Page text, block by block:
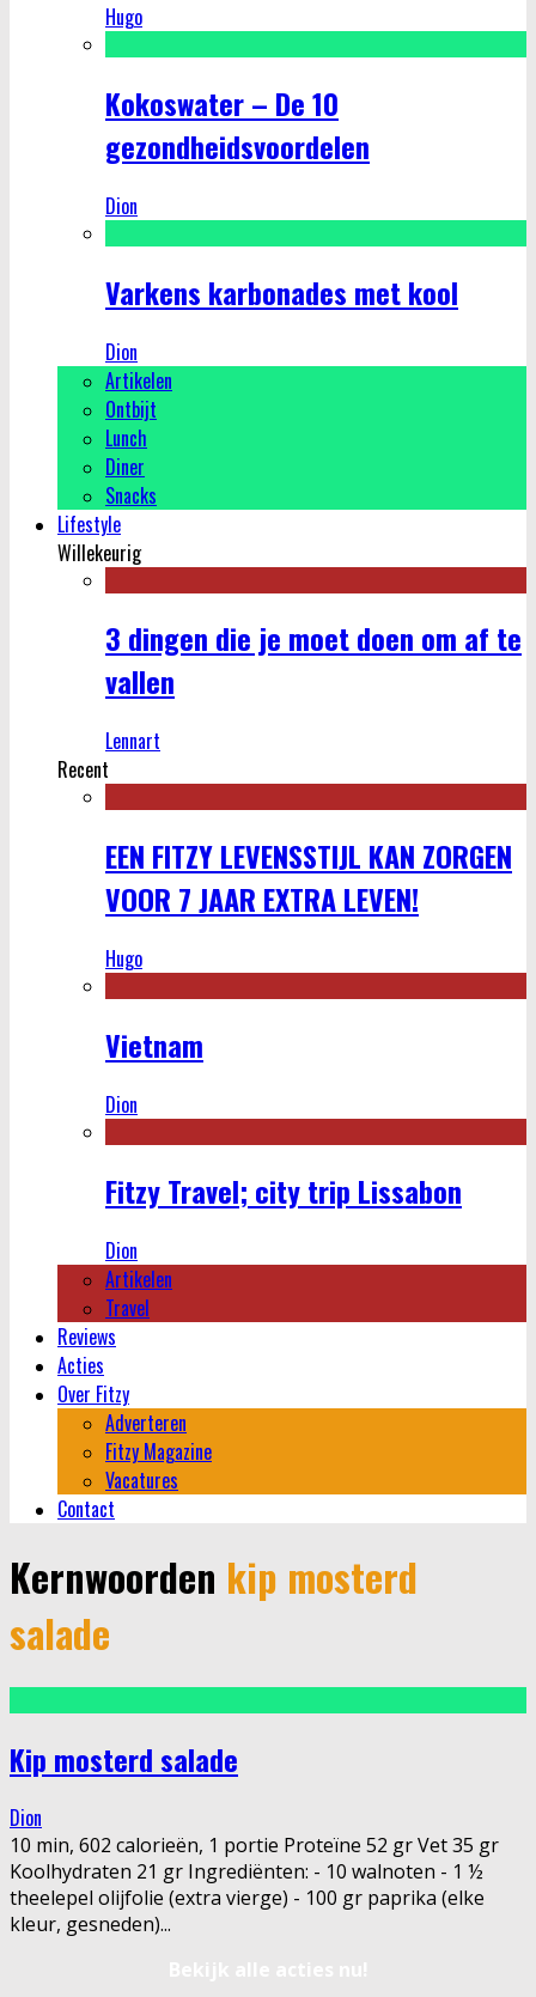
Hugo
Kokoswater – De 10
gezondheidsvoordelen
Dion
Varkens karbonades met kool
Dion
Artikelen
Ontbijt
Lunch
Diner
Snacks
Lifestyle
Willekeurig
3 dingen die je moet doen om af te
vallen
Lennart
Recent
EEN FITZY LEVENSSTIJL KAN ZORGEN
VOOR 7 JAAR EXTRA LEVEN!
Hugo
Vietnam
Dion
Fitzy Travel; city trip Lissabon
Dion
Artikelen
Travel
Reviews
Acties
Over Fitzy
Adverteren
Fitzy Magazine
Vacatures
Contact
Kernwoorden kip mosterd
salade
Kip mosterd salade
Dion
10 min, 602 calorieën, 1 portie Proteïne 52 gr Vet 35 gr
Koolhydraten 21 gr Ingrediënten: - 10 walnoten - 1 ½
theelepel olijfolie (extra vierge) - 100 gr paprika (elke
kleur, gesneden)...